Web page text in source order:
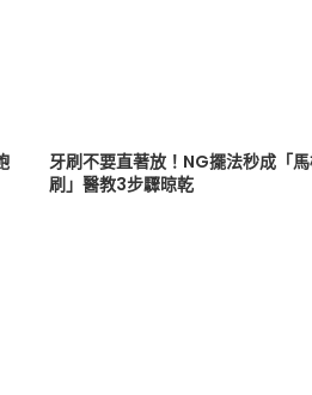
牙刷不要直著放！NG擺法秒成「
刷」醫教3步驟晾乾